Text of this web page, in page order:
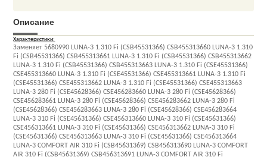
Описание
Характеристики:
Заменяет 5680990 LUNA-3 1.310 Fi (CSB45531366) CSB455313660 LUNA-3 1.310
Fi (CSB45531366) CSB455313661 LUNA-3 1.310 Fi (CSB45531366) CSB455313662
LUNA-3 1.310 Fi (CSB45531366) CSB455313663 LUNA-3 1.310 Fi (CSE45531366)
CSE455313660 LUNA-3 1.310 Fi (CSE45531366) CSE455313661 LUNA-3 1.310 Fi
(CSE45531366) CSE455313662 LUNA-3 1.310 Fi (CSE45531366) CSE455313663
LUNA-3 280 Fi (CSE45628366) CSE456283660 LUNA-3 280 Fi (CSE45628366)
CSE456283661 LUNA-3 280 Fi (CSE45628366) CSE456283662 LUNA-3 280 Fi
(CSE45628366) CSE456283663 LUNA-3 280 Fi (CSE45628366) CSE456283664
LUNA-3 310 Fi (CSE45631366) CSE456313660 LUNA-3 310 Fi (CSE45631366)
CSE456313661 LUNA-3 310 Fi (CSE45631366) CSE456313662 LUNA-3 310 Fi
(CSE45631366) CSE456313663 LUNA-3 310 Fi (CSE45631366) CSE456313664
LUNA-3 COMFORT AIR 310 Fi (CSB45631369) CSB456313690 LUNA-3 COMFORT
AIR 310 Fi (CSB45631369) CSB456313691 LUNA-3 COMFORT AIR 310 Fi